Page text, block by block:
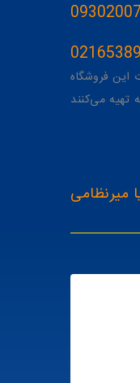
این فروشگاه
تهیه می‌کنند
میرنظامی